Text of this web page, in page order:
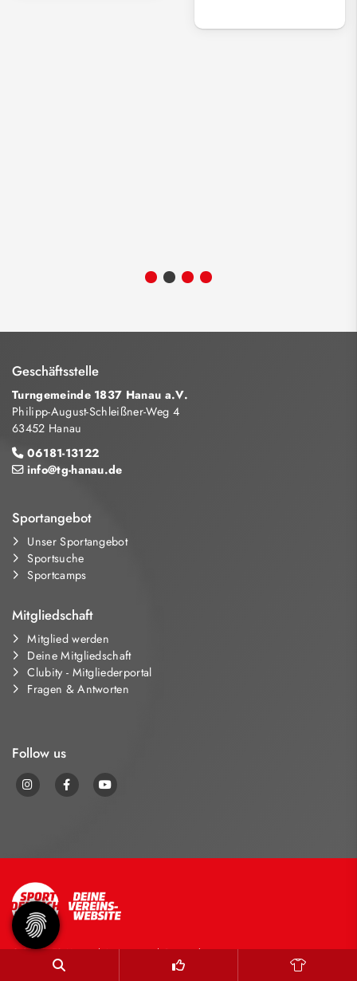
Geschäftsstelle
Turngemeinde 1837 Hanau a.V.
Philipp-August-Schleißner-Weg 4
63452 Hanau
06181-13122
info@tg-hanau.de
Sportangebot
Unser Sportangebot
Sportsuche
Sportcamps
Mitgliedschaft
Mitglied werden
Deine Mitgliedschaft
Clubity - Mitgliederportal
Fragen & Antworten
Follow us
© 2026 - TG Hanau |Impressum|Datenschutz